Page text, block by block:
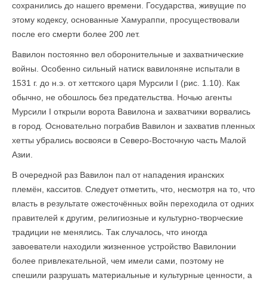
сохранились до нашего времени. Государства, живущие по
этому кодексу, основанные Хамураппи, просуществовали
после его смерти более 200 лет.
Вавилон постоянно вел оборонительные и захватнические
войны. Особенно сильный натиск вавилоняне испытали в
1531 г. до н.э. от хеттского царя Мурсили I (рис. 1.10). Как
обычно, не обошлось без предательства. Ночью агенты
Мурсили I открыли ворота Вавилона и захватчики ворвались
в город. Основательно пограбив Вавилон и захватив пленных
хетты убрались восвояси в Северо-Восточную часть Малой
Азии.
В очередной раз Вавилон пал от нападения иранских
племён, касситов. Следует отметить, что, несмотря на то, что
власть в результате ожесточённых войн переходила от одних
правителей к другим, религиозные и культурно-творческие
традиции не менялись. Так случалось, что иногда
завоеватели находили жизненное устройство Вавилонии
более привлекательной, чем имели сами, поэтому не
спешили разрушать материальные и культурные ценности, а